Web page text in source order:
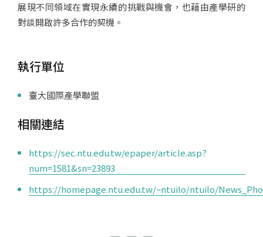
展現不同領域在實現永續的挑戰與機會，也藉由產學研的
對談開啟許多合作的契機。
執行單位
臺大國際產學聯盟
相關連結
https://sec.ntu.edu.tw/epaper/article.asp?
num=1581&sn=23893
https://homepage.ntu.edu.tw/~ntuilo/ntuilo/